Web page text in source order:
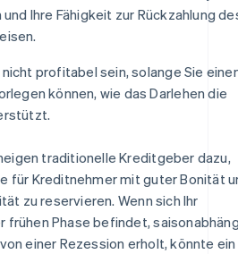
Ihre Fähigkeit zur Rückzahlung
profitabel sein, solange Sie
können, wie das Darlehen die
traditionelle Kreditgeber dazu,
für Kreditnehmer mit guter Bonität
zu reservieren. Wenn sich Ihr
frühen Phase befindet,
einer Rezession erholt, könnte ein